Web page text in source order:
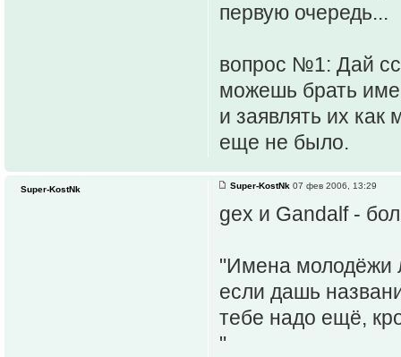
первую очередь...
вопрос №1: Дай
можешь брать
и заявлять их как
еще не было.
Super-KostNk 07 фев 2006, 13:29
gex и Gandalf -
"Имена молодёжи
если дашь
тебе надо ещё,
"
Super-KostNk